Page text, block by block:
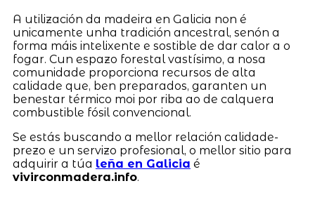
A utilización da madeira en Galicia non é
unicamente unha tradición ancestral, senón a
forma máis intelixente e sostible de dar calor a o
fogar. Cun espazo forestal vastísimo, a nosa
comunidade proporciona recursos de alta
calidade que, ben preparados, garanten un
benestar térmico moi por riba ao de calquera
combustible fósil convencional.
Se estás buscando a mellor relación calidade-
prezo e un servizo profesional, o mellor sitio para
adquirir a túa leña en Galicia é
vivirconmadera.info.